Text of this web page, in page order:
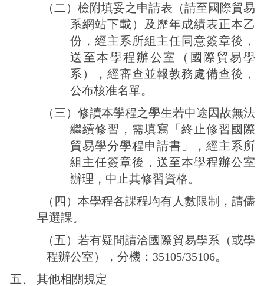
（二）檢附填妥之申請表 （請至國際貿易
系網站下載）及歷年成績表正本乙
份，經主系所組主任同意簽章後，
送至本學程辦公室（ 國際貿易學
系），經審查並報教務處備查後，
公布核准名單。
（三）修讀本學程之學生若中途因故無法
繼續修習，需填寫「終止修習 國際
貿易學分學程申請書」，經主系所
組主任簽章後，送至本學程辦公室
辦理，中止其修習資格。
（四）本學程各課程均有人數限制，請儘
早選課。
（五）若有疑問請洽國際貿易學系 （或學
程辦公室），分機：35105/35106。
五、其他相關規定